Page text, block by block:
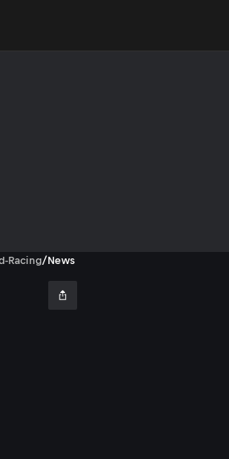
Racing/News